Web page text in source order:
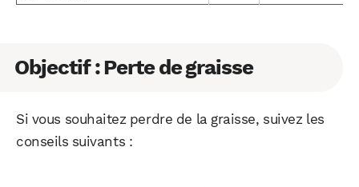
Objectif : Perte de graisse
Si vous souhaitez perdre de la graisse, suivez les
conseils suivants :